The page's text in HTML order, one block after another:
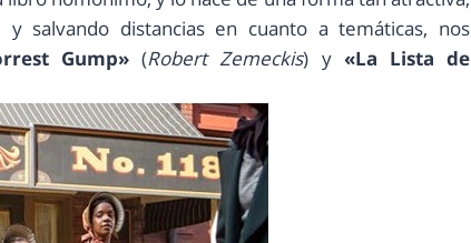
salvando distancias en cuanto a temáticas, nos
Gump» (Robert Zemeckis) y«La Lista de